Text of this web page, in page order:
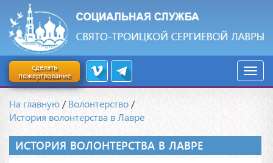
сделать
пожертвование
На главную /Волонтерство /
История волонтерства в Лавре
ИСТОРИЯ ВОЛОНТЕРСТВА В ЛАВРЕ